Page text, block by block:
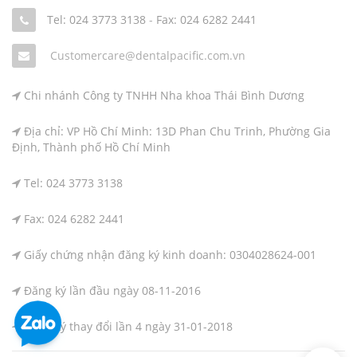
Tel: 024 3773 3138 - Fax: 024 6282 2441
Customercare@dentalpacific.com.vn
Chi nhánh Công ty TNHH Nha khoa Thái Bình Dương
Địa chỉ: VP Hồ Chí Minh: 13D Phan Chu Trinh, Phường Gia
Định, Thành phố Hồ Chí Minh
Tel: 024 3773 3138
Fax: 024 6282 2441
Giấy chứng nhận đăng ký kinh doanh: 0304028624-001
Đăng ký lần đầu ngày 08-11-2016
Đăng ký thay đổi lần 4 ngày 31-01-2018